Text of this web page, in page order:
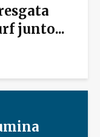
junto...